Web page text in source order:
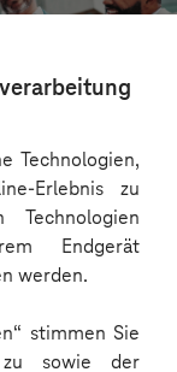
Technologien,
Erlebnis zu
Endgerät
werden.
stimmen Sie
sowie der